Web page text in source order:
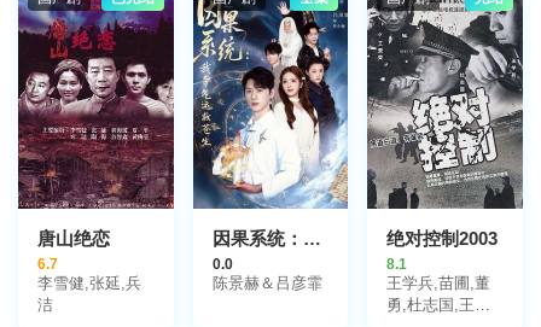
于淼,李国麟,王
绮琴,韦家雄,郑
子诚,车婉婉,陈
嘉辉,郭少芸,徐
荣,樊亦敏,古明
华,张国强,李日
升,吴卓衡,阮政
峰,李绮雯,郭千
瑜,陈婉婷,丁乐
锶,卫志豪,苏恩
磁,陈荣峻,戴耀
明,张智轩,吳展
驊,方绍聪,伍禮
騫,黄耀煌,炜烈,
林敬刚,李冈龙,
唐山绝恋
6.7
李雪健,张延,兵
洁
因果系统：我夺气运救苍生
0.0
陈景赫＆吕彦霏
绝对控制2003
8.1
王学兵,苗圃,董
勇,杜志国,王奎